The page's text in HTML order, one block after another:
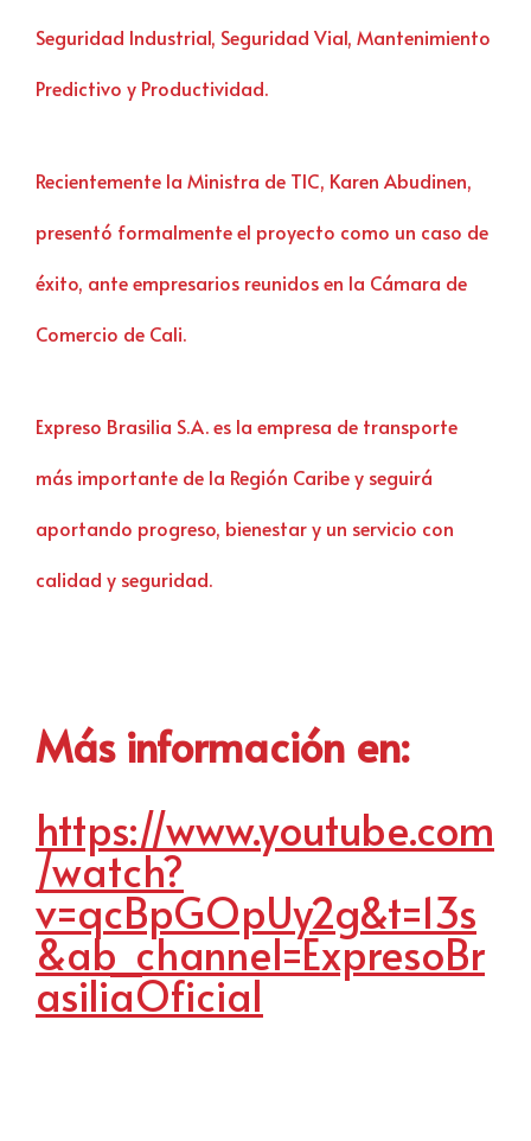
Seguridad Industrial, Seguridad Vial, Mantenimiento
Predictivo y Productividad.
Recientemente la Ministra de TIC, Karen Abudinen,
presentó formalmente el proyecto como un caso de
éxito, ante empresarios reunidos en la Cámara de
Comercio de Cali.
Expreso Brasilia S.A. es la empresa de transporte
más importante de la Región Caribe y seguirá
aportando progreso, bienestar y un servicio con
calidad y seguridad.
Más información en:
https://www.youtube.com
/watch?
v=qcBpGOpUy2g&t=13s
&ab_channel=ExpresoBr
asiliaOficial